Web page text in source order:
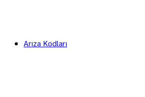
Arıza Kodları